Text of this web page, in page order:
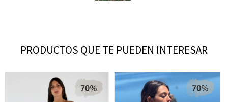
PRODUCTOS QUE TE PUEDEN INTERESAR